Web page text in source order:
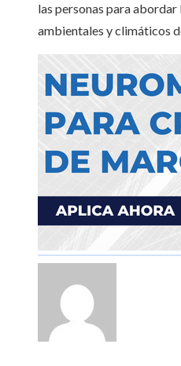
las personas para abordar
ambientales y climáticos